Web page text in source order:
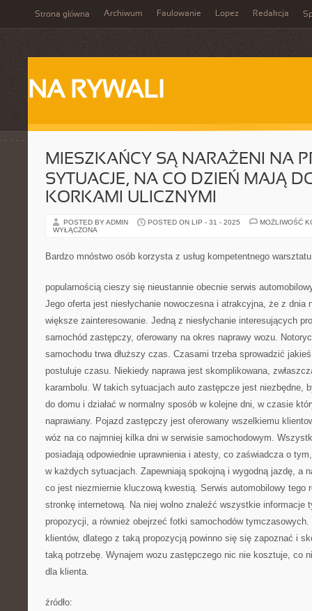
Strona główna Archiwum Faulowanie Lopez Redakcja
NA RYWALI
MIESZKAŃCY SĄ NARAŻENI NA
SYTUACJE, NA CO DZIEŃ MAJĄ
KORKAMI ULICZNYMI
POSTED BY ADMIN POSTED ON LIP - 31 - 2025
MOŻLIWOŚĆ
WYŁĄCZONA
Bardzo mnóstwo osób korzysta z usług kompetentnego
popularnością cieszy się nieustannie obecnie serwis
Jego oferta jest niesłychanie nowoczesna i atrakcyjna, że z dnia
większe zainteresowanie. Jedną z niesłychanie interesujących
samochód zastępczy, oferowany na okres naprawy wozu.
samochodu trwa dłuższy czas. Czasami trzeba sprowadzić
postuluje czasu. Niekiedy naprawa jest skomplikowana,
karambolu. W takich sytuacjach auto zastępcze jest niezbędne,
do domu i działać w normalny sposób w kolejne dni, w czasie
naprawiany. Pojazd zastępczy jest oferowany wszelkiemu
wóz na co najmniej kilka dni w serwisie samochodowym.
posiadają odpowiednie uprawnienia i atesty, co zaświadcza o
w każdych sytuacjach. Zapewniają spokojną i wygodną jazdę, a
co jest niezmiernie kluczową kwestią. Serwis automobilowy tego
stronkę internetową. Na niej wolno znaleźć wszystkie informacje
propozycji, a również obejrzeć fotki samochodów tymczasowych.
klientów, dlatego z taką propozycją powinno się się zapoznać i
taką potrzebę. Wynajem wozu zastępczego nic nie kosztuje, co
dla klienta.
źródło: